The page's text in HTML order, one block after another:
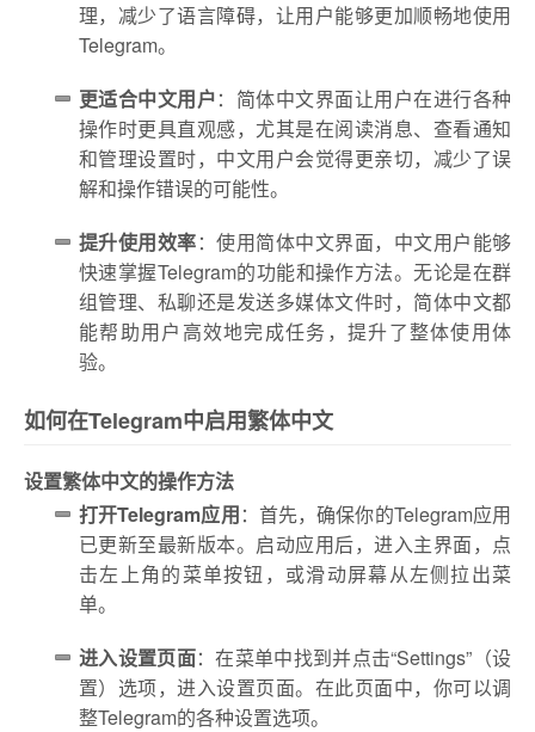
理，减少了语言障碍，让用户能够更加顺畅地使用
Telegram。
更适合中文用户：简体中文界面让用户在进行各种
操作时更具直观感，尤其是在阅读消息、查看通知
和管理设置时，中文用户会觉得更亲切，减少了误
解和操作错误的可能性。
提升使用效率：使用简体中文界面，中文用户能够
快速掌握Telegram的功能和操作方法。无论是在群
组管理、私聊还是发送多媒体文件时，简体中文都
能帮助用户高效地完成任务，提升了整体使用体
验。
如何在Telegram中启用繁体中文
设置繁体中文的操作方法
打开Telegram应用：首先，确保你的Telegram应用
已更新至最新版本。启动应用后，进入主界面，点
击左上角的菜单按钮，或滑动屏幕从左侧拉出菜
单。
进入设置页面：在菜单中找到并点击“Settings”（设
置）选项，进入设置页面。在此页面中，你可以调
整Telegram的各种设置选项。